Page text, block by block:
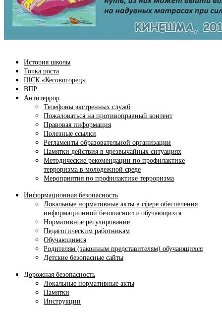
История школы
Точка роста
ШСК «Кесовогорец»
ВПР
Антитеррор
Телефоны экстренных служб
Пожаловаться на противоправный контент
Правовая информация
Полезные ссылки
Регламенты образовательной организации
Памятки действия в чрезвычайных ситуациях
Методические рекомендации по профилактике
терроризма в молодежной среде
Мероприятия по профилактике терроризма
Информационная безопасность
Локальные нормативные акты в сфере обеспечения
информационной безопасности обучающихся
Нормативное регулирование
Педагогическим работникам
Обучающимся
Родителям (законным представителям) обучающихся
Детские безопасные сайты
Дорожная безопасность
Локальные нормативные акты
Памятки
Инструкции